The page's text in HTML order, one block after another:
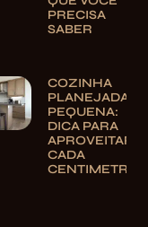
PRECISA
SABER
COZINHA
PLANEJADA
PEQUENA:
DICA PARA
APROVEITAR
CADA
CENTIMETRO